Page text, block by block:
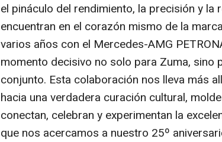
el pináculo del rendimiento, la precisión y la
encuentran en el corazón mismo de la
varios años con el Mercedes-AMG
momento decisivo no solo para Zuma, sino
conjunto. Esta colaboración nos lleva más
hacia una verdadera curación cultural,
conectan, celebran y experimentan la
que nos acercamos a nuestro 25º